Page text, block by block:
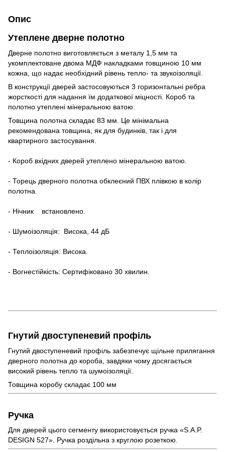
Опис
Утеплене дверне полотно
Дверне полотно виготовляється з металу 1,5 мм та
укомплектоване двома МДФ накладками товщиною 10 мм
кожна, що надає необхідний рівень тепло- та звукоізоляції.
В конструкції дверей застосовуються 3 горизонтальні ребра
жорсткості для надання їм додаткової міцності. Короб та
полотно утеплені мінеральною ватою.
Товщина полотна складає 83 мм. Це мінімальна
рекомендована товщина, як для будинків, так і для
квартирного застосування.
- Короб вхідних дверей утеплено мінеральною ватою.
- Торець дверного полотна обклеєний ПВХ плівкою в колір
полотна.
- Нічник встановлено.
- Шумоізоляція: Висока, 44 дБ
- Теплоізоляція: Висока.
- Вогнестійкість: Сертифіковано 30 хвилин.
Гнутий двоступеневий профіль
Гнутий двоступеневий профіль забезпечує щільне прилягання
дверного полотна до короба, завдяки чому досягається
високий рівень тепло та шумоізоляції.
Товщина коробу складає 100 мм
Ручка
Для дверей цього сегменту використовується ручка «S.A.P.
DESIGN 527». Ручка роздільна з круглою розеткою.